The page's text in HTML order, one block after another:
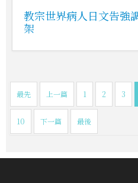
教宗世界病人日文告強
架
最先 上一篇 1 2 3
10 下一篇 最後